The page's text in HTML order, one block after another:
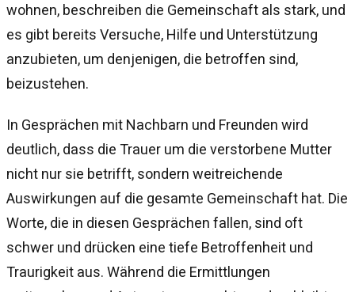
wohnen, beschreiben die Gemeinschaft als stark, und
es gibt bereits Versuche, Hilfe und Unterstützung
anzubieten, um denjenigen, die betroffen sind,
beizustehen.
In Gesprächen mit Nachbarn und Freunden wird
deutlich, dass die Trauer um die verstorbene Mutter
nicht nur sie betrifft, sondern weitreichende
Auswirkungen auf die gesamte Gemeinschaft hat. Die
Worte, die in diesen Gesprächen fallen, sind oft
schwer und drücken eine tiefe Betroffenheit und
Traurigkeit aus. Während die Ermittlungen